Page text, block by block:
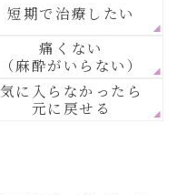
短期で治療したい
痛くない
（麻酔がいらない）
気に入らなかったら
元に戻せる